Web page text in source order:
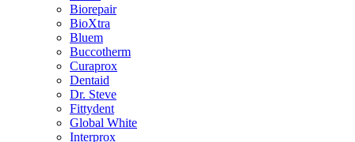
Biorepair
BioXtra
Bluem
Buccotherm
Curaprox
Dentaid
Dr. Steve
Fittydent
Global White
Interprox